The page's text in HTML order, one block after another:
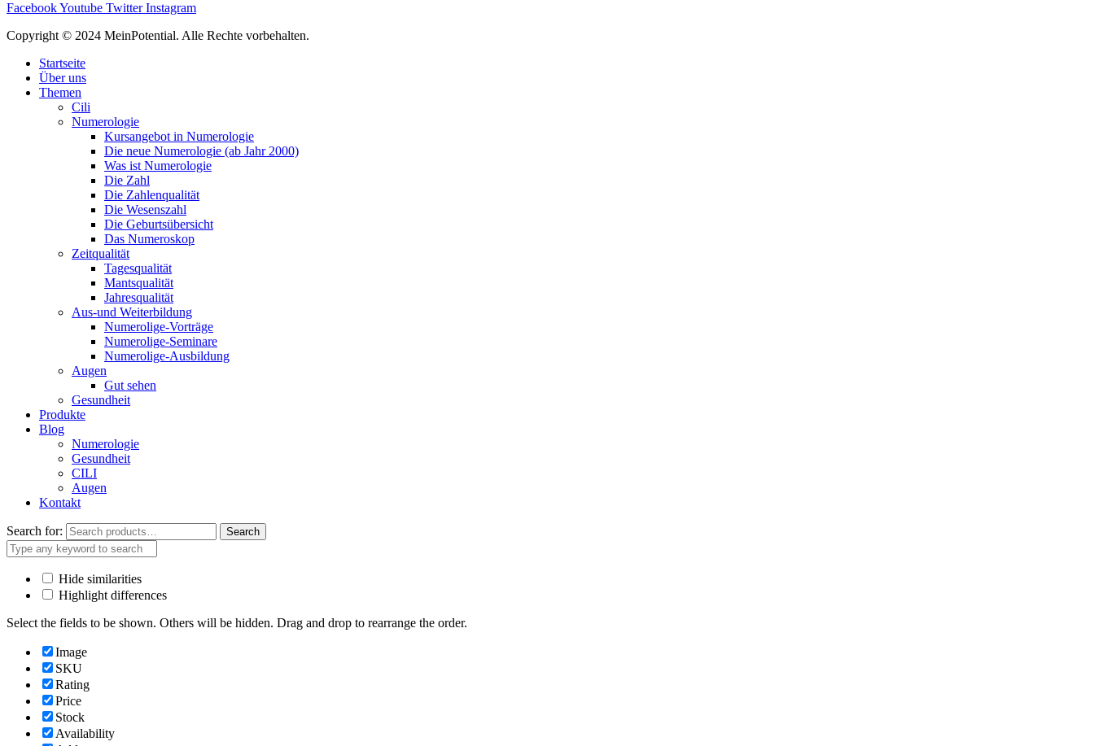
FacebookYoutube Twitter Instagram
Copyright © 2024 MeinPotential. Alle Rechte vorbehalten.
Startseite
Über uns
Themen
Cili
Numerologie
Kursangebot in Numerologie
Die neue Numerologie (ab Jahr 2000)
Was ist Numerologie
Die Zahl
Die Zahlenqualität
Die Wesenszahl
Die Geburtsübersicht
Das Numeroskop
Zeitqualität
Tagesqualität
Mantsqualität
Jahresqualität
Aus-und Weiterbildung
Numerolige-Vorträge
Numerolige-Seminare
Numerolige-Ausbildung
Augen
Gut sehen
Gesundheit
Produkte
Blog
Numerologie
Gesundheit
CILI
Augen
Kontakt
Search for: Search
Hide similarities
Highlight differences
Select the fields to be shown. Others will be hidden. Drag and drop to rearrange the order.
Image
SKU
Rating
Price
Stock
Availability